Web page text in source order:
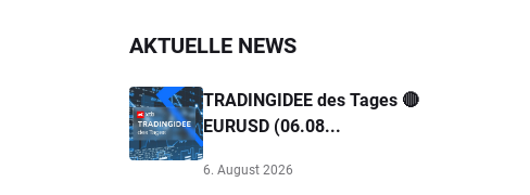
AKTUELLE NEWS
TRADINGIDEE des Tages 🔴
EURUSD (06.08...
6. August 2026